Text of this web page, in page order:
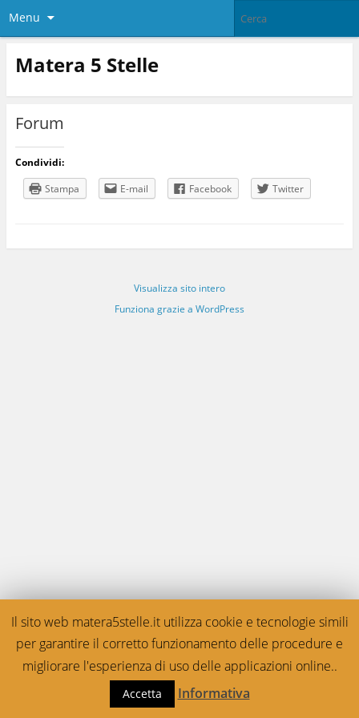
Menu
Matera 5 Stelle
Forum
Condividi:
Stampa
E-mail Facebook Twitter
Visualizza sito intero
Funziona grazie a WordPress
Il sito web matera5stelle.it utilizza cookie e tecnologie simili
per garantire il corretto funzionamento delle procedure e
migliorare l'esperienza di uso delle applicazioni online..
Accetta Informativa